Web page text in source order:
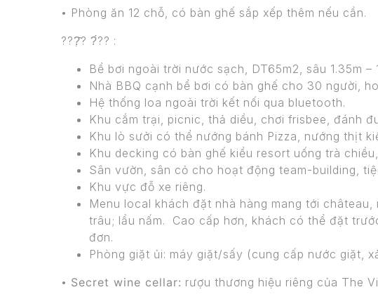
• Phòng ăn 12 chỗ, có bàn ghế sắp xếp thêm nếu cần.
???̣̂? ?́?? :
Bể bơi ngoài trời nước sạch, DT65m2, sâu 1.35m –
Nhà BBQ cạnh bể bơi có bàn ghế cho 30 người,
Hệ thống loa ngoài trời kết nối qua bluetooth.
Khu cắm trại, picnic, thả diều, chơi frisbee, đánh
Khu lò sưởi có thể nướng bánh Pizza, nướng thịt
Khu decking có bàn ghế kiểu resort uống trà
Sân vườn, sân cỏ cho hoạt động team-building,
Khu vực đỗ xe riêng.
Menu local khách đặt nhà hàng mang tới
trâu; lẩu nấm. Cao cấp hơn, khách có thể đặt
đơn.
Phòng giặt ủi: máy giặt/sấy (cung cấp nước giặt,
• Secret wine cellar: rượu thương hiệu riêng của The